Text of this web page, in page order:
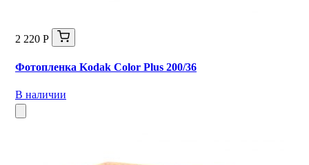
2 220 Р
Фотопленка Kodak Color Plus 200/36
В наличии